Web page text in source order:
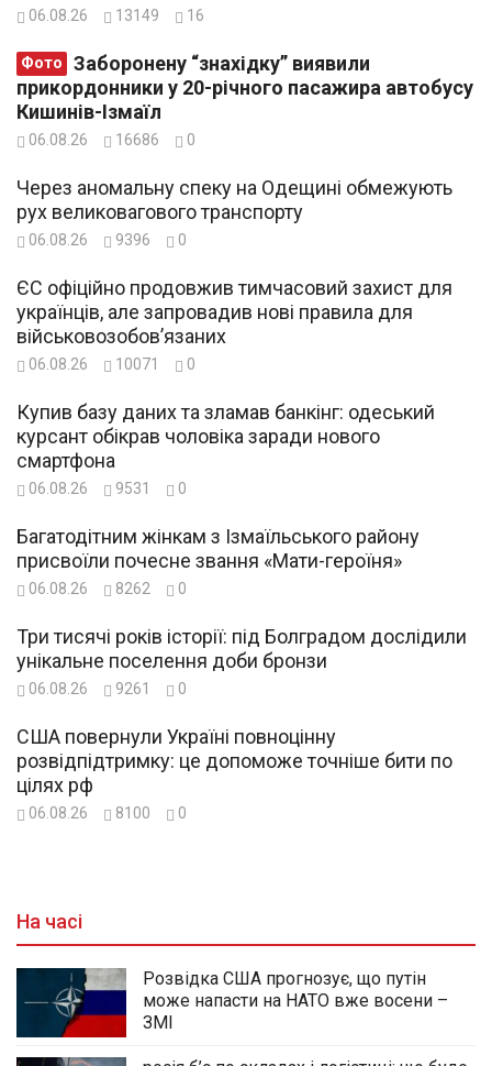
06.08.26 13149 16
Фото
прикордонники у 20-річного пасажира автобусу
Кишинів-Ізмаїл
06.08.26 16686 0
Через аномальну спеку на Одещині обмежують
рух великовагового транспорту
06.08.26 9396 0
ЄС офіційно продовжив тимчасовий захист для
українців, але запровадив нові правила для
військовозобов’язаних
06.08.26 10071 0
Купив базу даних та зламав банкінг: одеський
курсант обікрав чоловіка заради нового
смартфона
06.08.26 9531 0
Багатодітним жінкам з Ізмаїльського району
присвоїли почесне звання «Мати-героїня»
06.08.26 8262 0
Три тисячі років історії: під Болградом дослідили
унікальне поселення доби бронзи
06.08.26 9261 0
США повернули Україні повноцінну
розвідпідтримку: це допоможе точніше бити по
цілях рф
06.08.26 8100 0
На часі
Розвідка США прогнозує, що путін
може напасти на НАТО вже восени –
ЗМІ